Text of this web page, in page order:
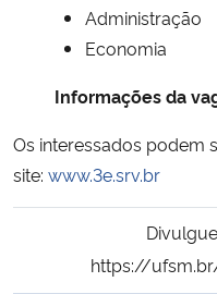
Banco Central do Brasil
Administração
Economia
Informações da
Os interessados podem
site: www.3e.srv.br
https://